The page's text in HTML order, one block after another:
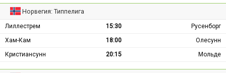
Норвегия: Типпелига
Лиллестрем 15:30
Русенборг
Хам-Кам
18:00
Олесунн
Кристиансунн
20:15 Мольде